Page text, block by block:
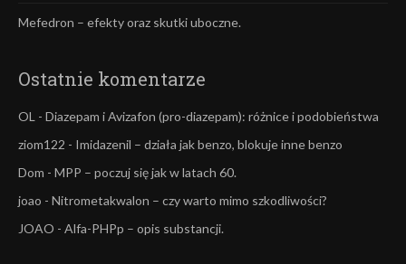
Mefedron – efekty oraz skutki uboczne.
Ostatnie komentarze
OL - Diazepam i Avizafon (pro-diazepam): różnice i podobieństwa
ziom122 - Imidazenil – działa jak benzo, blokuje inne benzo
Dom - MPP – poczuj się jak w latach 60.
joao - Nitrometakwalon – czy warto mimo szkodliwości?
JOAO - Alfa-PHPp – opis substancji.